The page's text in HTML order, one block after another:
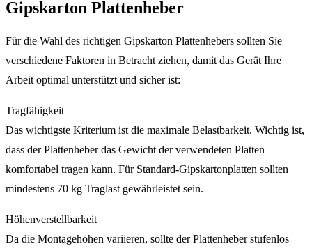
Gipskarton Plattenheber
Für die Wahl des richtigen Gipskarton Plattenhebers sollten Sie
verschiedene Faktoren in Betracht ziehen, damit das Gerät Ihre
Arbeit optimal unterstützt und sicher ist:
Tragfähigkeit
Das wichtigste Kriterium ist die maximale Belastbarkeit. Wichtig ist,
dass der Plattenheber das Gewicht der verwendeten Platten
komfortabel tragen kann. Für Standard-Gipskartonplatten sollten
mindestens 70 kg Traglast gewährleistet sein.
Höhenverstellbarkeit
Da die Montagehöhen variieren, sollte der Plattenheber stufenlos